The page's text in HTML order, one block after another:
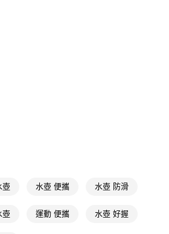
品之後才付款」的支付方式。 讓您購物簡單
壺 水壺 便攜 水壺 防滑
壺 運動 便攜 水壺 好握